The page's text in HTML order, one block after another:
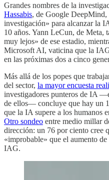
Grandes nombres de la
Hassabis, de Google DeepMind,
investigación» para alcanzar la
10 años. Yann LeCun, de Meta,
muy lejos» de ese estadio,
Microsoft AI, vaticina que la
en las próximas dos a cinco
Más allá de los popes que
del sector, la mayor encuesta
investigadores punteros de IA
de ellos— concluye que hay un
que la IA supere a los humanos
Otro sondeo entre medio millar
dirección: un 76 por ciento cree
«improbable» que el aumento
IAG.